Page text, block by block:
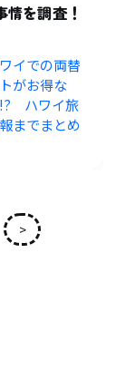
を調査！
イでの両替
がお得な
!? ハワイ旅
までまとめ
>